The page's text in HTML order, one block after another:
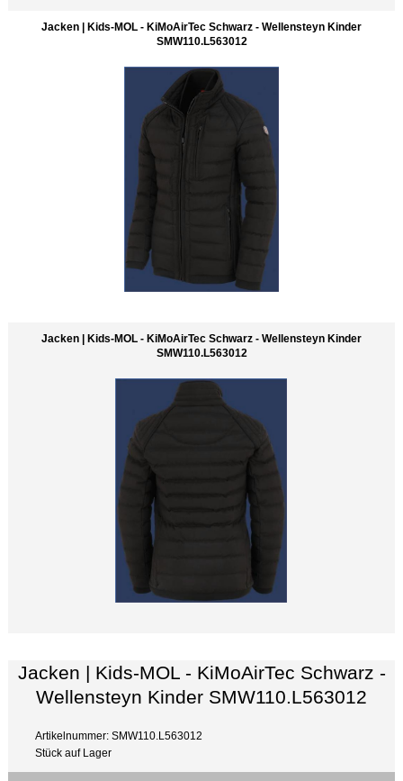
Jacken | Kids-MOL - KiMoAirTec Schwarz - Wellensteyn Kinder
SMW110.L563012
Jacken | Kids-MOL - KiMoAirTec Schwarz - Wellensteyn Kinder
SMW110.L563012
Jacken | Kids-MOL - KiMoAirTec Schwarz -
Wellensteyn Kinder SMW110.L563012
Artikelnummer: SMW110.L563012
Stück auf Lager